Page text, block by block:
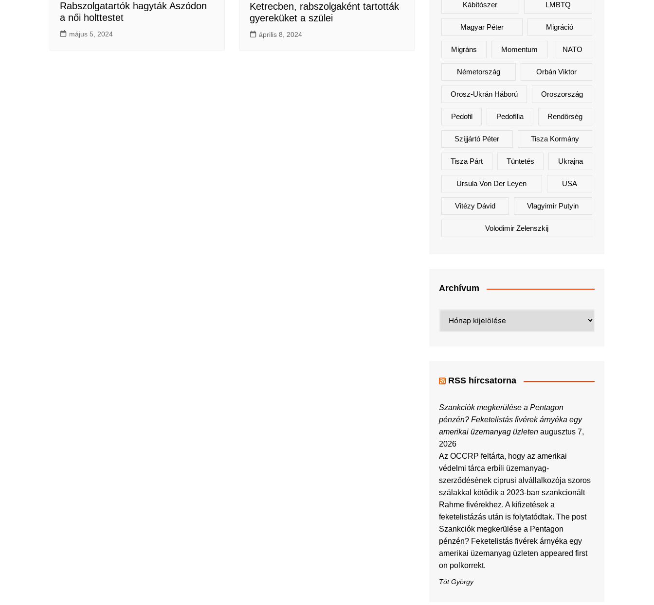
Rabszolgatartók hagyták Aszódon
a női holttestet
május 5, 2024
Ketrecben, rabszolgaként tartották
gyereküket a szülei
április 8, 2024
Kábítószer LMBTQ
Magyar Péter Migráció
Migráns Momentum NATO
Németország Orbán Viktor
Orosz-Ukrán Háború Oroszország
Pedofil Pedofília Rendőrség
Szíjjártó Péter Tisza Kormány
Tisza Párt Tüntetés Ukrajna
Ursula Von Der Leyen USA
Vitézy Dávid Vlagyimir Putyin
Volodimir Zelenszkij
Archívum
RSS hírcsatorna
Szankciók megkerülése a Pentagon
pénzén? Feketelistás fivérek árnyéka egy
amerikai üzemanyag üzleten augusztus 7,
2026
Az OCCRP feltárta, hogy az amerikai
védelmi tárca erbíli üzemanyag-
szerződésének ciprusi alvállalkozója szoros
szálakkal kötődik a 2023-ban szankcionált
Rahme fivérekhez. A kifizetések a
feketelistázás után is folytatódtak. The post
Szankciók megkerülése a Pentagon
pénzén? Feketelistás fivérek árnyéka egy
amerikai üzemanyag üzleten appeared first
on polkorrekt.
Tót György